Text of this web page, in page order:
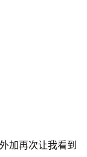
加再次让我看到